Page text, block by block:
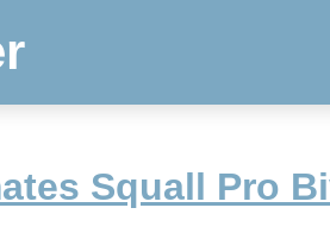
Squall Pro